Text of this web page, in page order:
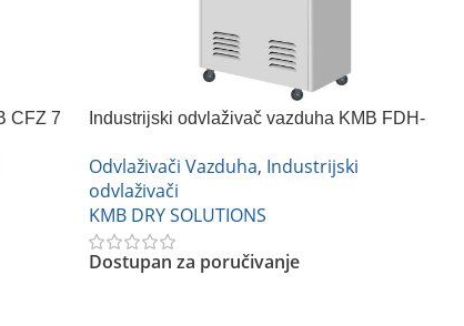
CFZ 7
Industrijski odvlaživač vazduha KMB FDH-
Odvlaživači Vazduha, Industrijski
odvlaživači
KMB DRY SOLUTIONS
Dostupan za poručivanje